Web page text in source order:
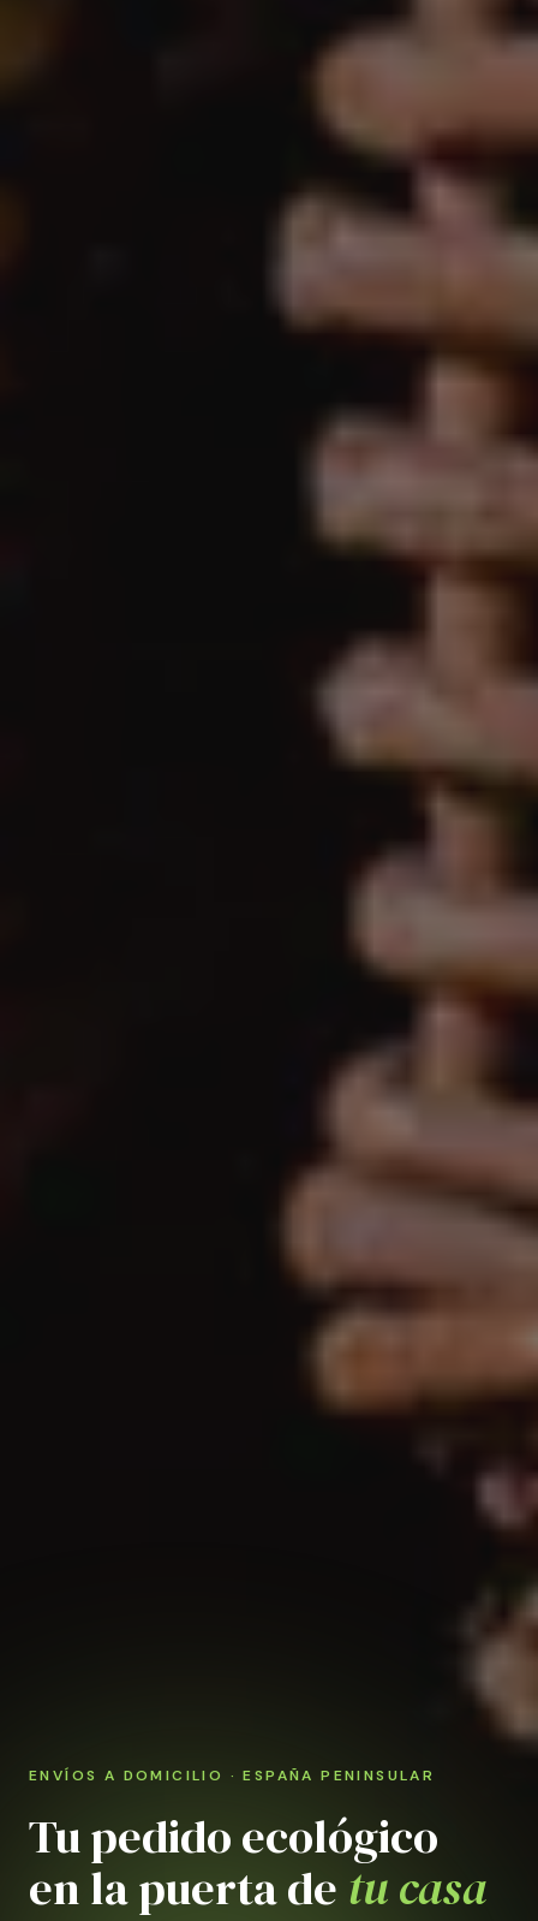
ENVÍOS A DOMICILIO · ESPAÑA PENINSULAR
Tu pedido ecológico
en la puerta de tu casa